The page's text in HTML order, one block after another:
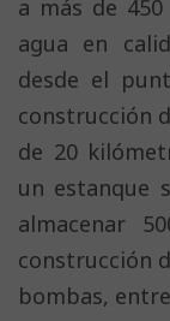
a más de
agua en
desde el
construcción
de 20
un estanque
almacenar
construcción
bombas,